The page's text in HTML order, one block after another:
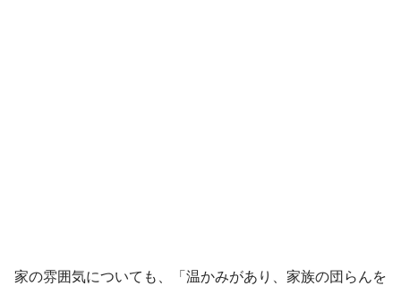
家の雰囲気についても、「温かみがあり、家族の団らんを